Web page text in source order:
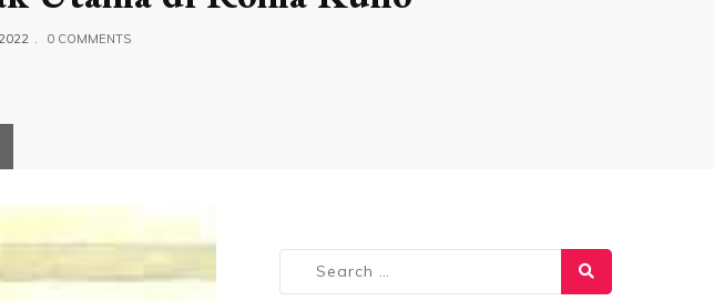
0 COMMENTS
Search